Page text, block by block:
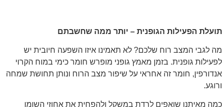
תועלת הפעילות הגופנית – יותר ממה שחשבתם
מה לגבי המצב רוח שלכם? לא תאמינו איזו השפעה חיובית יש
לפעילות גופנית. בזמן מאמץ גופני מופרש חומר כימי במוח הקרוי
אנדורפין, חומר זה אחראי על שיפור מצב הרוח ונותן תחושת שמחה
ורוגע.
כמה מאיתנו שואפים לרדת במשקל ולהפחית את אחוזי השומן